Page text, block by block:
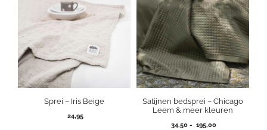
Sprei – Iris Beige
24,95
Satijnen bedsprei – Chicago
Leem & meer kleuren
34,50 - 195,00Prijsklasse: